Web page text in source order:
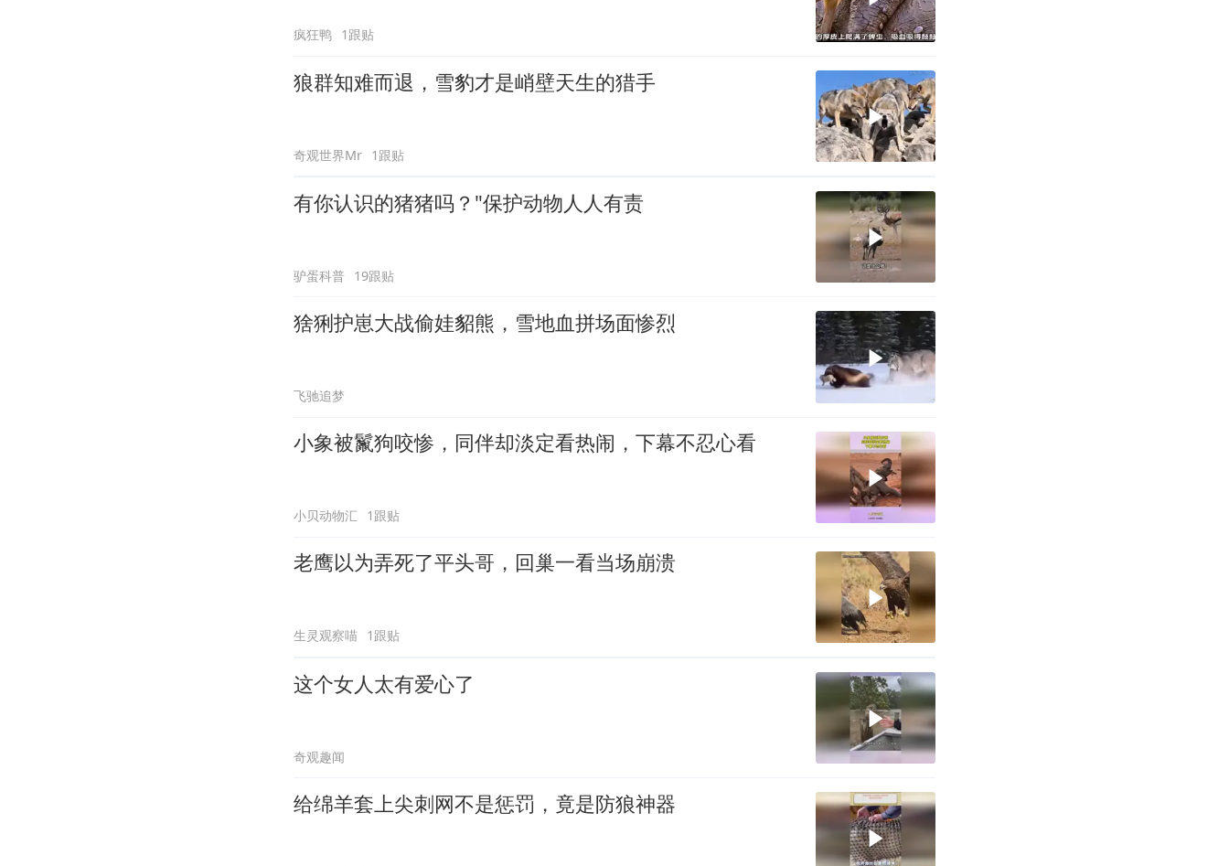
疯狂鸭 1跟贴
狼群知难而退，雪豹才是峭壁天生的猎手
奇观世界Mr 1跟贴
有你认识的猪猪吗？"保护动物人人有责
驴蛋科普 19跟贴
猞猁护崽大战偷娃貂熊，雪地血拼场面惨烈
飞驰追梦
小象被鬣狗咬惨，同伴却淡定看热闹，下幕不忍心看
小贝动物汇 1跟贴
老鹰以为弄死了平头哥，回巢一看当场崩溃
生灵观察喵 1跟贴
这个女人太有爱心了
奇观趣闻
给绵羊套上尖刺网不是惩罚，竟是防狼神器